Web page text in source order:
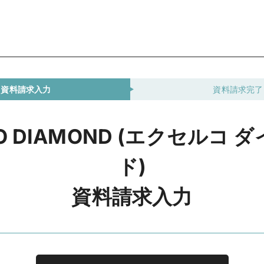
資料請求入力 資料請求完了
DIAMOND (エクセルコ ダ
ド)
資料請求入力